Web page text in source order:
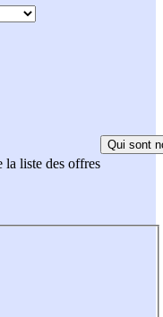
la liste des offres
Qui sont